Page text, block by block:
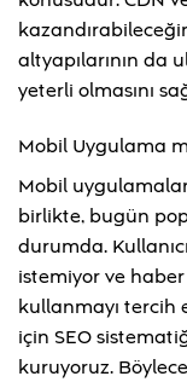
altyapılarının da
yeterli olmasını
Mobil Uygulama
Mobil
birlikte, bugün
durumda.
istemiyor ve
kullanmayı tercih
için SEO
kuruyoruz.